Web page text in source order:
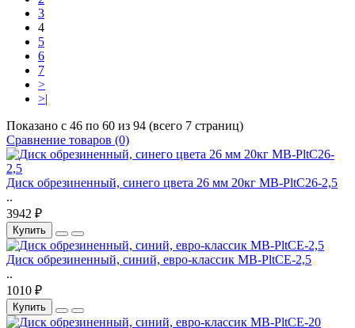
3
4
5
6
7
>
>|
Показано с 46 по 60 из 94 (всего 7 страниц)
Сравнение товаров (0)
Диск обрезиненный, синего цвета 26 мм 20кг MB-PltC26-2,5
..
3942 ₽
Купить
Диск обрезиненный, синий, евро-классик MB-PltCE-2,5
..
1010 ₽
Купить